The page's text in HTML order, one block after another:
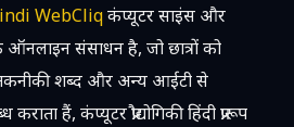
WebCliqकंप्यूटर साइंस और
ऑनलाइन संसाधन है, जो छात्रों को
शब्द और अन्य आईटी से
हैं, कंप्यूटर प्रौद्योगिकी हिंदी प्रारूप